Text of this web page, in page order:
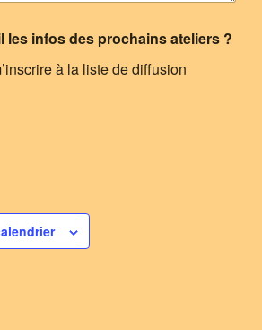
les infos des prochains ateliers ?
à la liste de diffusion